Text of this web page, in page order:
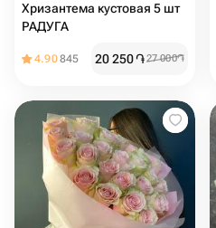
Хризантема кустовая 5 шт
РАДУГА
4.90845 20 250֏27 000֏